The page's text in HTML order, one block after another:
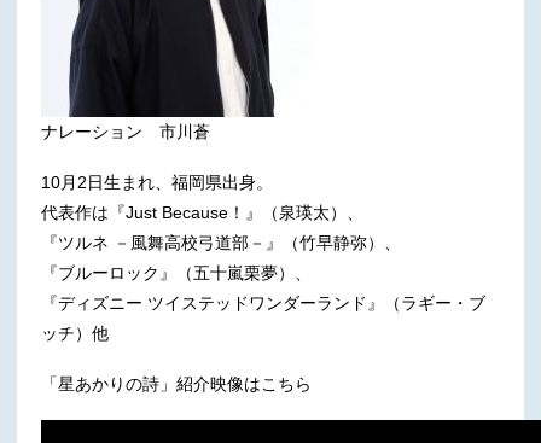
ナレーション 市川蒼
10月2日生まれ、福岡県出身。
代表作は『Just Because！』（泉瑛太）、
『ツルネ －風舞高校弓道部－』（竹早静弥）、
『ブルーロック』（五十嵐栗夢）、
『ディズニー ツイステッドワンダーランド』（ラギー・ブ
ッチ）他
「星あかりの詩」紹介映像はこちら